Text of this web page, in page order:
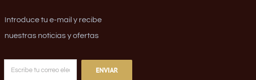
Introduce tu e-mail y recibe
nuestras noticias y ofertas
ENVIAR